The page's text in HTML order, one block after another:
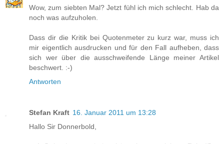
Wow, zum siebten Mal? Jetzt fühl ich mich schlecht. Hab da
noch was aufzuholen.
Dass dir die Kritik bei Quotenmeter zu kurz war, muss ich
mir eigentlich ausdrucken und für den Fall aufheben, dass
sich wer über die ausschweifende Länge meiner Artikel
beschwert. :-)
Antworten
Stefan Kraft 16. Januar 2011 um 13:28
Hallo Sir Donnerbold,